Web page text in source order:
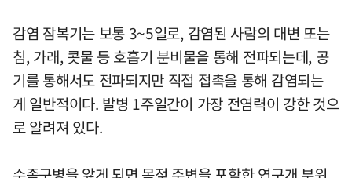
감염 잠복기는 보통 3~5일로, 감염된 사람의 대변 또는
침, 가래, 콧물 등 호흡기 분비물을 통해 전파되는데, 공
기를 통해서도 전파되지만 직접 접촉을 통해 감염되는
게 일반적이다. 발병 1주일간이 가장 전염력이 강한 것으
로 알려져 있다.